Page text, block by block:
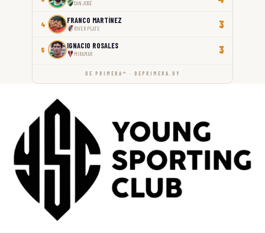
SAN JOSÉ
4 FRANCO MARTÍNEZ
RIVER PLATE 3
5 IGNACIO ROSALES
MIRAMAR 3
DE PRIMERA™ · DEPRIMERA.UY